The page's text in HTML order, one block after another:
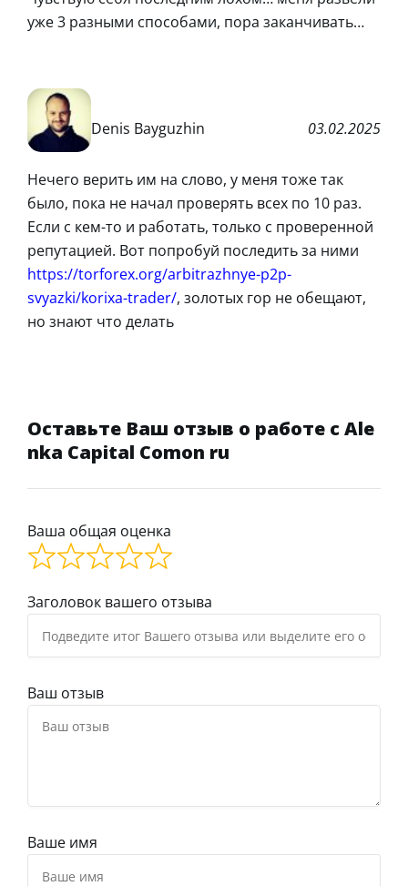
уже 3 разными способами, пора заканчивать…
Denis Bayguzhin 03.02.2025
Нечего верить им на слово, у меня тоже так
было, пока не начал проверять всех по 10 раз.
Если с кем-то и работать, только с проверенной
репутацией. Вот попробуй последить за ними
https://torforex.org/arbitrazhnye-p2p-
svyazki/korixa-trader/, золотых гор не обещают,
но знают что делать
Оставьте Ваш отзыв о работе с Ale
nka Capital Comon ru
Ваша общая оценка
Заголовок вашего отзыва
Ваш отзыв
Ваше имя